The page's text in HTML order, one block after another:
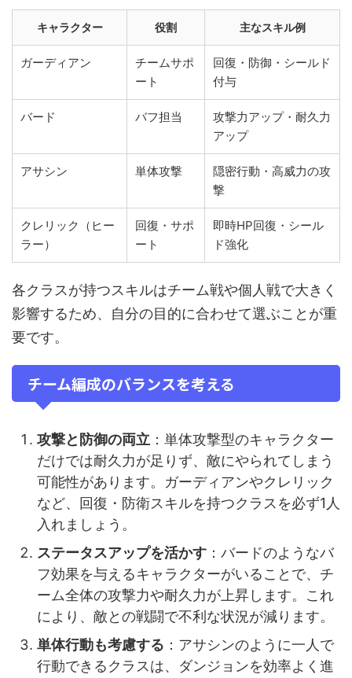
キャラクター 役割 主なスキル例
ガーディアン
チームサポ
ート
回復・防御・シールド
付与
バード バフ担当
攻撃力アップ・耐久力
アップ
アサシン 単体攻撃
隠密行動・高威力の攻
撃
クレリック（ヒー
ラー）
回復・サポ
ート
即時HP回復・シール
ド強化
各クラスが持つスキルはチーム戦や個人戦で大きく
影響するため、自分の目的に合わせて選ぶことが重
要です。
チーム編成のバランスを考える
攻撃と防御の両立 ：単体攻撃型のキャラクター
だけでは耐久力が足りず、敵にやられてしまう
可能性があります。ガーディアンやクレリック
など、回復・防衛スキルを持つクラスを必ず1人
入れましょう。
ステータスアップを活かす ：バードのようなバ
フ効果を与えるキャラクターがいることで、チ
ーム全体の攻撃力や耐久力が上昇します。これ
により、敵との戦闘で不利な状況が減ります。
単体行動も考慮する ：アサシンのように一人で
行動できるクラスは、ダンジョンを効率よく進